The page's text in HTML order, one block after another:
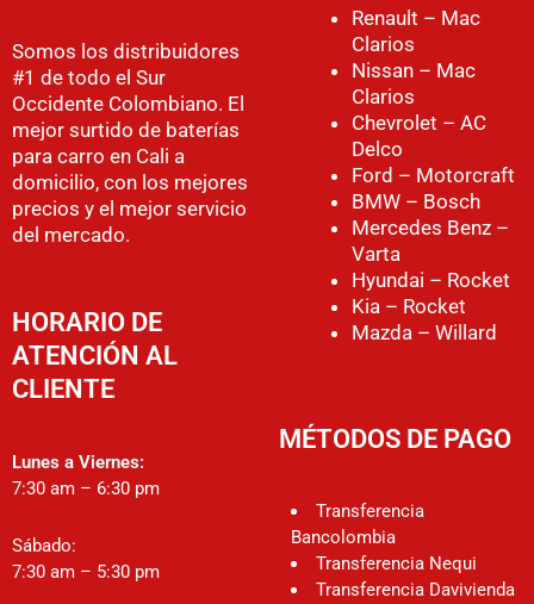
Somos los distribuidores
#1 de todo el Sur
Occidente Colombiano. El
mejor surtido de baterías
para carro en Cali a
domicilio, con los mejores
precios y el mejor servicio
del mercado.
HORARIO DE
ATENCIÓN AL
CLIENTE
Lunes a Viernes:
7:30 am – 6:30 pm
Sábado:
7:30 am – 5:30 pm
Renault – Mac
Clarios
Nissan – Mac
Clarios
Chevrolet – AC
Delco
Ford – Motorcraft
BMW – Bosch
Mercedes Benz –
Varta
Hyundai – Rocket
Kia – Rocket
Mazda – Willard
MÉTODOS DE PAGO
Transferencia
Bancolombia
Transferencia Nequi
Transferencia Davivienda